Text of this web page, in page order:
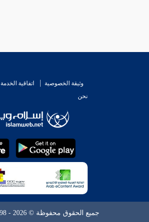
وثيقة الخصوصية اتفاقية الخدمة
نحن
جميع الحقوق محفوظة © 2026 - 1998 لشبكة إسلام ويب